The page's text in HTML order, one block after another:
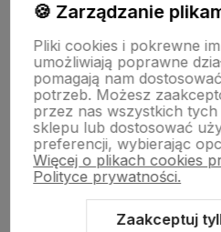
O nas
Dostawa i płatności
Sklepy stacjonarne
Obsługa hurtowa
🍪 Zarządzanie
Pliki cookies i pokrewne
umożliwiają poprawne
pomagają nam
potrzeb. Możesz
przez nas wszystkich
sklepu lub dostosować
preferencji, wybierając
Więcej o plikach cookies
Polityce prywatności.
Zaakceptuj